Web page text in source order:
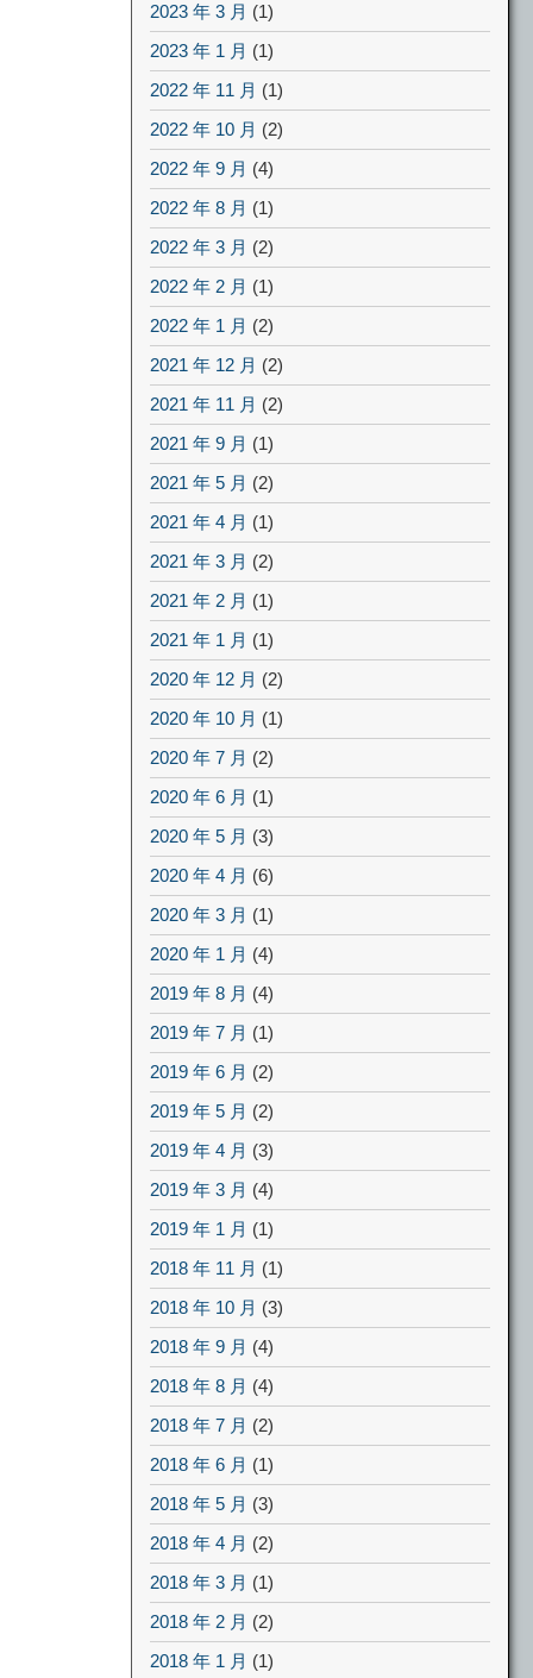
2023 年 3 月 (1)
2023 年 1 月 (1)
2022 年 11 月 (1)
2022 年 10 月 (2)
2022 年 9 月 (4)
2022 年 8 月 (1)
2022 年 3 月 (2)
2022 年 2 月 (1)
2022 年 1 月 (2)
2021 年 12 月 (2)
2021 年 11 月 (2)
2021 年 9 月 (1)
2021 年 5 月 (2)
2021 年 4 月 (1)
2021 年 3 月 (2)
2021 年 2 月 (1)
2021 年 1 月 (1)
2020 年 12 月 (2)
2020 年 10 月 (1)
2020 年 7 月 (2)
2020 年 6 月 (1)
2020 年 5 月 (3)
2020 年 4 月 (6)
2020 年 3 月 (1)
2020 年 1 月 (4)
2019 年 8 月 (4)
2019 年 7 月 (1)
2019 年 6 月 (2)
2019 年 5 月 (2)
2019 年 4 月 (3)
2019 年 3 月 (4)
2019 年 1 月 (1)
2018 年 11 月 (1)
2018 年 10 月 (3)
2018 年 9 月 (4)
2018 年 8 月 (4)
2018 年 7 月 (2)
2018 年 6 月 (1)
2018 年 5 月 (3)
2018 年 4 月 (2)
2018 年 3 月 (1)
2018 年 2 月 (2)
2018 年 1 月 (1)